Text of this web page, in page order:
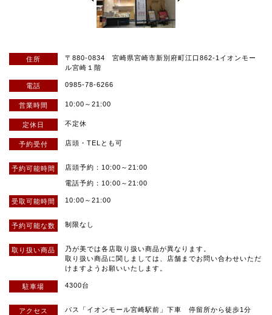
住所
〒880-0834 宮崎県宮崎市新別府町江口862-1イオンモー
ル宮崎１階
電話 0985-78-6266
営業時間 10:00～21:00
定休日 不定休
予約受付 店頭・TELとも可
予約可能時間 店頭予約：10:00～21:00
電話予約：10:00～21:00
受取可能時間 10:00～21:00
予約可能な数 制限なし
取り扱い商品
乃が美では各店取り扱い商品が異なります。
取り扱い商品に関しましては、店舗までお問い合わせいただ
けますようお願いいたします。
駐車場 4300台
アクセス バス「イオンモール宮崎駅前」下車 停留所から徒歩1分